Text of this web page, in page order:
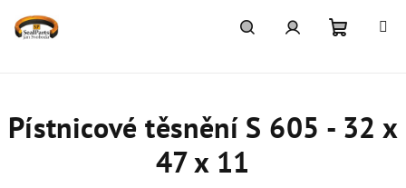
Pístnicové těsnění S 605 - 32 x
47 x 11